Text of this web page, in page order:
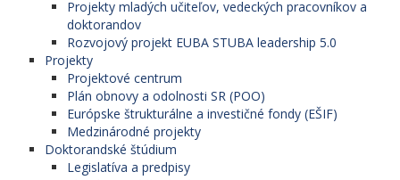
Projekty mladých učiteľov, vedeckých pracovníkov a
doktorandov
Rozvojový projekt EUBA STUBA leadership 5.0
Projekty
Projektové centrum
Plán obnovy a odolnosti SR (POO)
Európske štrukturálne a investičné fondy (EŠIF)
Medzinárodné projekty
Doktorandské štúdium
Legislatíva a predpisy